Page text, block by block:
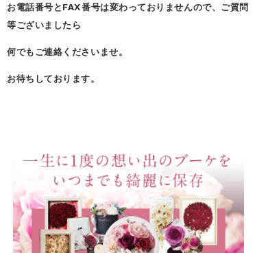
お電話番号とFAX番号は変わっておりませんので、ご質問
等ございましたら
何でもご連絡くださいませ。
お待ちしております。